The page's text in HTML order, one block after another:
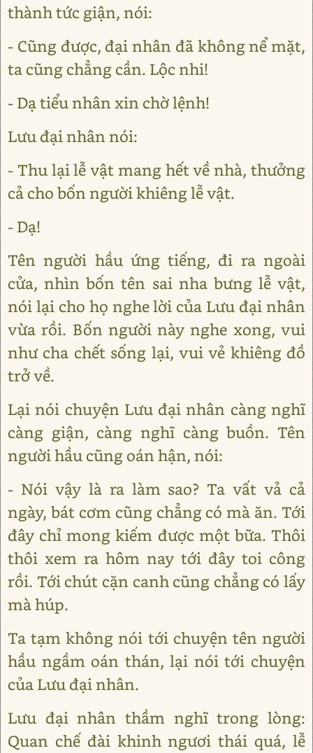
thành tức giận, nói:
- Cũng được, đại nhân đã không nể mặt,
ta cũng chẳng cần. Lộc nhi!
- Dạ tiểu nhân xin chờ lệnh!
Lưu đại nhân nói:
- Thu lại lễ vật mang hết về nhà, thưởng
cả cho bốn người khiêng lễ vật.
- Dạ!
Tên người hầu ứng tiếng, đi ra ngoài
cửa, nhìn bốn tên sai nha bưng lễ vật,
nói lại cho họ nghe lời của Lưu đại nhân
vừa rồi. Bốn người này nghe xong, vui
như cha chết sống lại, vui vẻ khiêng đồ
trở về.
Lại nói chuyện Lưu đại nhân càng nghĩ
càng giận, càng nghĩ càng buồn. Tên
người hầu cũng oán hận, nói:
- Nói vậy là ra làm sao? Ta vất vả cả
ngày, bát cơm cũng chẳng có mà ăn. Tới
đây chỉ mong kiếm được một bữa. Thôi
thôi xem ra hôm nay tới đây toi công
rồi. Tới chút cặn canh cũng chẳng có lấy
mà húp.
Ta tạm không nói tới chuyện tên người
hầu ngầm oán thán, lại nói tới chuyện
của Lưu đại nhân.
Lưu đại nhân thầm nghĩ trong lòng:
Quan chế đài khinh ngươi thái quá, lễ